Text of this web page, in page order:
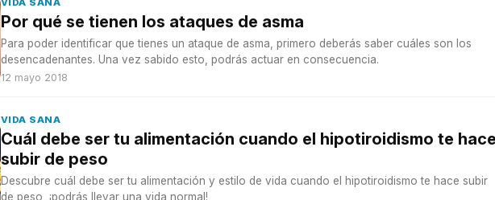
VIDA SANA
Por qué se tienen los ataques de asma
Para poder identificar que tienes un ataque de asma, primero deberás saber cuáles son los
desencadenantes. Una vez sabido esto, podrás actuar en consecuencia.
12 mayo 2018
VIDA SANA
Cuál debe ser tu alimentación cuando el hipotiroidismo te
subir de peso
Descubre cuál debe ser tu alimentación y estilo de vida cuando el hipotiroidismo te hace subir
de peso, ¡podrás llevar una vida normal!